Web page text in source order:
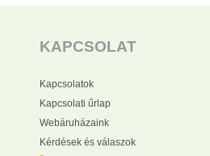
KAPCSOLAT
Kapcsolatok
Kapcsolati űrlap
Webáruházaink
Kérdések és válaszok